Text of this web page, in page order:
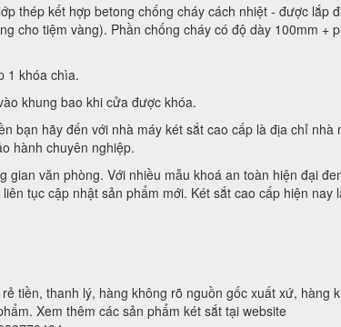
thép kết hợp betong chống cháy cách nhiệt - được lắp
cho tiệm vàng). Phần chống cháy có độ dày 100mm +
1 khóa chìa.
khung bao khi cửa được khóa.
bạn hãy đến với nhà máy két sắt cao cấp là địa chỉ nhà
hành chuyên nghiệp.
văn phòng. Với nhiều mẫu khoá an toàn hiện đại
tục cập nhật sản phẩm mới. Két sắt cao cấp hiện nay
tiền, thanh lý, hàng không rõ nguồn gốc xuất xứ, hàng
Xem thêm các sản phẩm két sắt tại website